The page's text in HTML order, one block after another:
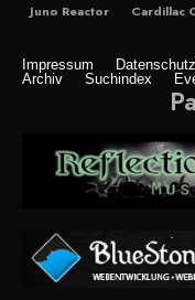
Juno Reactor
Cardillac
Impressum
Archiv
Suchindex